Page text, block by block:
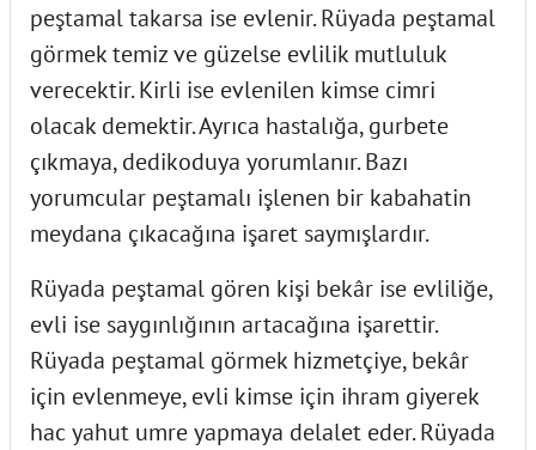
peştamal takarsa ise evlenir. Rüyada peştamal
görmek temiz ve güzelse evlilik mutluluk
verecektir. Kirli ise evlenilen kimse cimri
olacak demektir. Ayrıca hastalığa, gurbete
çıkmaya, dedikoduya yorumlanır. Bazı
yorumcular peştamalı işlenen bir kabahatin
meydana çıkacağına işaret saymışlardır.
Rüyada peştamal gören kişi bekâr ise evliliğe,
evli ise saygınlığının artacağına işarettir.
Rüyada peştamal görmek hizmetçiye, bekâr
için evlenmeye, evli kimse için ihram giyerek
hac yahut umre yapmaya delalet eder. Rüyada